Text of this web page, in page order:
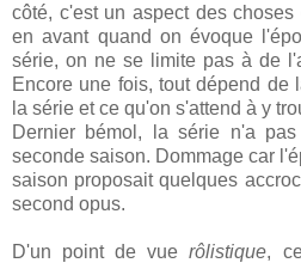
côté, c'est un aspect des
en avant quand on évoque
série, on ne se limite pas à de
Encore une fois, tout dépend de
la série et ce qu'on s'attend à y
Dernier bémol, la série n'a
seconde saison. Dommage car
saison proposait quelques
second opus.
D'un point de vuerôlistique,